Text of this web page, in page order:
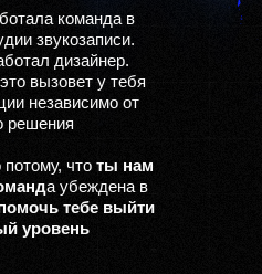
команда в
звукозаписи.
дизайнер.
вызовет у тебя
независимо от
решения
что ты нам
а убеждена в
тебе выйти
уровень